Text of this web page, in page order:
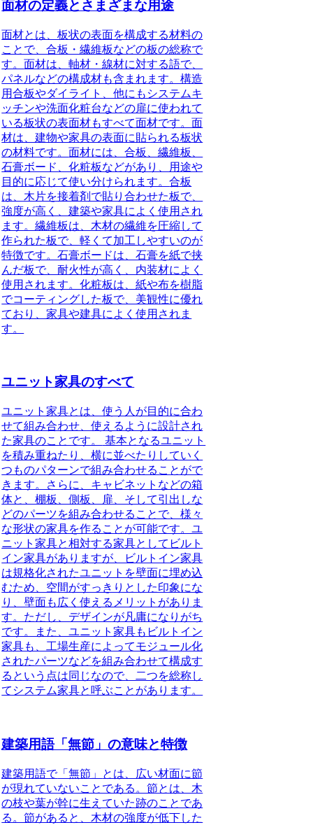
面材の定義とさまざまな用途
面材とは、板状の表面を構成する材料の
ことで、合板・繊維板などの板の総称で
す。面材は、軸材・線材に対する語で、
パネルなどの構成材も含まれます。構造
用合板やダイライト、他にもシステムキ
ッチンや洗面化粧台などの扉に使われて
いる板状の表面材もすべて面材です。面
材は、建物や家具の表面に貼られる板状
の材料です。面材には、合板、繊維板、
石膏ボード、化粧板などがあり、用途や
目的に応じて使い分けられます。合板
は、木片を接着剤で貼り合わせた板で、
強度が高く、建築や家具によく使用され
ます。繊維板は、木材の繊維を圧縮して
作られた板で、軽くて加工しやすいのが
特徴です。石膏ボードは、石膏を紙で挟
んだ板で、耐火性が高く、内装材によく
使用されます。化粧板は、紙や布を樹脂
でコーティングした板で、美観性に優れ
ており、家具や建具によく使用されま
す。
ユニット家具のすべて
ユニット家具とは、使う人が目的に合わ
せて組み合わせ、使えるように設計され
た家具のことです。
基本となるユニット
を積み重ねたり、横に並べたりしていく
つものパターンで組み合わせることがで
きます。さらに、キャビネットなどの箱
体と、棚板、側板、扉、そして引出しな
どのパーツを組み合わせることで、様々
な形状の家具を作ることが可能です。ユ
ニット家具と相対する家具としてビルト
イン家具がありますが、ビルトイン家具
は規格化されたユニットを壁面に埋め込
むため、空間がすっきりとした印象にな
り、壁面も広く使えるメリットがありま
す。ただし、デザインが凡庸になりがち
です。また、ユニット家具もビルトイン
家具も、工場生産によってモジュール化
されたパーツなどを組み合わせて構成す
るという点は同じなので、二つを総称し
てシステム家具と呼ぶことがあります。
建築用語「無節」の意味と特徴
建築用語で「無節」
とは、広い材面に節
が現れていないことである。節とは、木
の枝や葉が幹に生えていた跡のことであ
る。節があると、木材の強度が低下した